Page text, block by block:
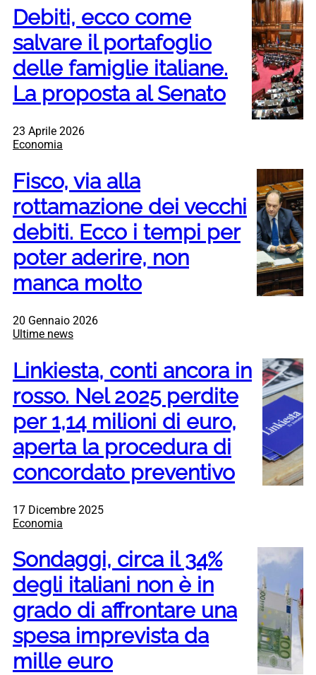
Debiti, ecco come
salvare il portafoglio
delle famiglie italiane.
La proposta al Senato
23 Aprile 2026
Economia
Fisco, via alla
rottamazione dei vecchi
debiti. Ecco i tempi per
poter aderire, non
manca molto
20 Gennaio 2026
Ultime news
Linkiesta, conti ancora in
rosso. Nel 2025 perdite
per 1,14 milioni di euro,
aperta la procedura di
concordato preventivo
17 Dicembre 2025
Economia
Sondaggi, circa il 34%
degli italiani non è in
grado di affrontare una
spesa imprevista da
mille euro